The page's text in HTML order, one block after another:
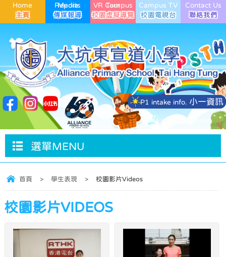
Home Media Reports VR Campus Tour Campus TV Contact Us
P1 intake info. 小一資訊
選單MENU
首頁 > 學生表現 > 校園影片Videos
校園影片VIDEOS